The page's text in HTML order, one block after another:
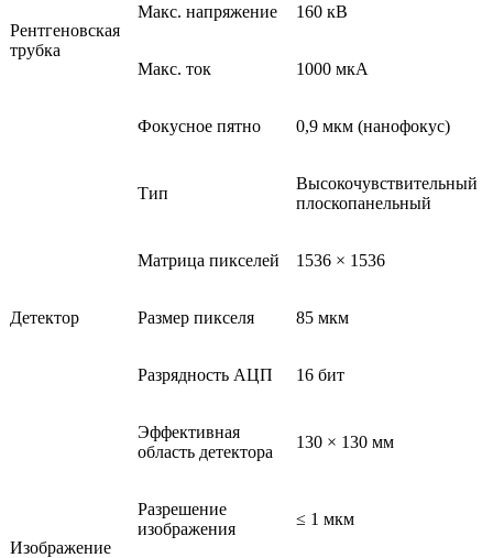
Рентгеновская
трубка
Макс. напряжение 160 кВ
Макс. ток 1000 мкА
Фокусное пятно 0,9 мкм (нанофокус)
Детектор
Тип
Высокочувствительный
плоскопанельный
Матрица пикселей 1536 × 1536
Размер пикселя 85 мкм
Разрядность АЦП 16 бит
Эффективная
область детектора
130 × 130 мм
Изображение
Разрешение
изображения
≤ 1 мкм